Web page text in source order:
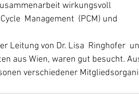
wirkungsvoll
Management  (PCM) und
Leitung von Dr. Lisa  Ringhofer
aus Wien, waren gut besucht.
verschiedener